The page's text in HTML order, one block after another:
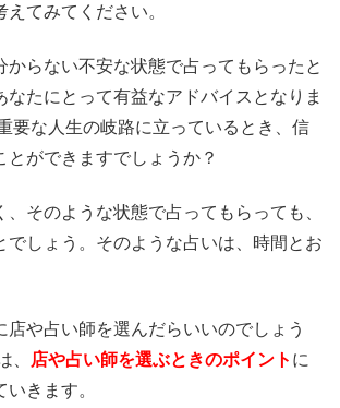
えてみてください。
からない不安な状態で占ってもらったと
なたにとって有益なアドバイスとなりま
要な人生の岐路に立っているとき、信
とができますでしょうか？
そのような状態で占ってもらっても、
でしょう。そのような占いは、時間とお
店や占い師を選んだらいいのでしょう
、
店や占い師を選ぶときのポイント に
きます。